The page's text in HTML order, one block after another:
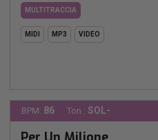
MULTITRACCIA
MIDI MP3 VIDEO
BPM: 86 Ton.: SOL-